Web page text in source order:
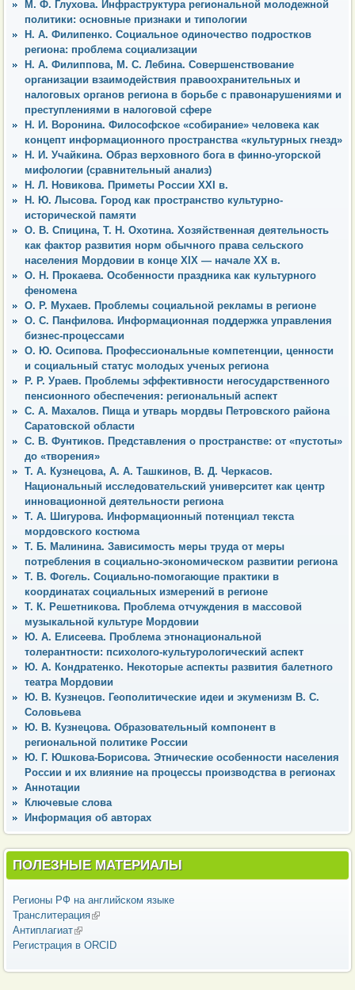
М. Ф. Глухова. Инфраструктура региональной молодежной
политики: основные признаки и типологии
Н. А. Филипенко. Социальное одиночество подростков
региона: проблема социализации
Н. А. Филиппова, М. С. Лебина. Совершенствование
организации взаимодействия правоохранительных и
налоговых органов региона в борьбе с правонарушениями и
преступлениями в налоговой сфере
Н. И. Воронина. Философское «собирание» человека как
концепт информационного пространства «культурных гнезд»
Н. И. Учайкина. Образ верховного бога в финно-угорской
мифологии (сравнительный анализ)
Н. Л. Новикова. Приметы России XXI в.
Н. Ю. Лысова. Город как пространство культурно-
исторической памяти
О. В. Спицина, Т. Н. Охотина. Хозяйственная деятельность
как фактор развития норм обычного права сельского
населения Мордовии в конце XIX — начале ХХ в.
О. Н. Прокаева. Особенности праздника как культурного
феномена
О. Р. Мухаев. Проблемы социальной рекламы в регионе
О. С. Панфилова. Информационная поддержка управления
бизнес-процессами
О. Ю. Осипова. Профессиональные компетенции, ценности
и социальный статус молодых ученых региона
Р. Р. Ураев. Проблемы эффективности негосударственного
пенсионного обеспечения: региональный аспект
С. А. Махалов. Пища и утварь мордвы Петровского района
Саратовской области
С. В. Фунтиков. Представления о пространстве: от «пустоты»
до «творения»
Т. А. Кузнецова, А. А. Ташкинов, В. Д. Черкасов.
Национальный исследовательский университет как центр
инновационной деятельности региона
Т. А. Шигурова. Информационный потенциал текста
мордовского костюма
Т. Б. Малинина. Зависимость меры труда от меры
потребления в социально-экономическом развитии региона
Т. В. Фогель. Социально-помогающие практики в
координатах социальных измерений в регионе
Т. К. Решетникова. Проблема отчуждения в массовой
музыкальной культуре Мордовии
Ю. А. Елисеева. Проблема этнонациональной
толерантности: психолого-культурологический аспект
Ю. А. Кондратенко. Некоторые аспекты развития балетного
театра Мордовии
Ю. В. Кузнецов. Геополитические идеи и экуменизм В. С.
Соловьева
Ю. В. Кузнецова. Образовательный компонент в
региональной политике России
Ю. Г. Юшкова-Борисова. Этнические особенности населения
России и их влияние на процессы производства в регионах
Аннотации
Ключевые слова
Информация об авторах
ПОЛЕЗНЫЕ МАТЕРИАЛЫ
Регионы РФ на английском языке
Транслитерация(внешняя ссылка)
Антиплагиат(внешняя ссылка)
Регистрация в ORCID